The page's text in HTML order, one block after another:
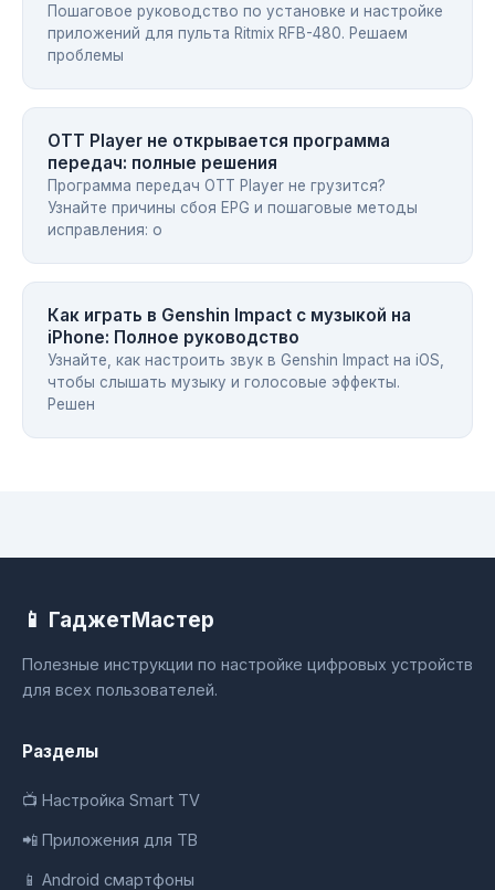
Пошаговое руководство по установке и настройке
приложений для пульта Ritmix RFB-480. Решаем
проблемы
OTT Player не открывается программа
передач: полные решения
Программа передач OTT Player не грузится?
Узнайте причины сбоя EPG и пошаговые методы
исправления: о
Как играть в Genshin Impact с музыкой на
iPhone: Полное руководство
Узнайте, как настроить звук в Genshin Impact на iOS,
чтобы слышать музыку и голосовые эффекты.
Решен
📱 ГаджетМастер
Полезные инструкции по настройке цифровых устройств
для всех пользователей.
Разделы
📺 Настройка Smart TV
📲 Приложения для ТВ
📱 Android смартфоны